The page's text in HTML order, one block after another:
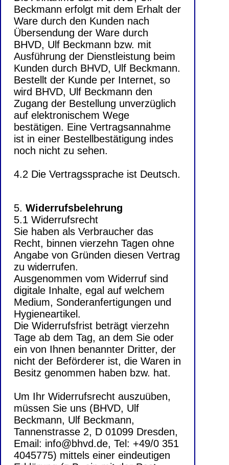
Beckmann erfolgt mit dem Erhalt der
Ware durch den Kunden nach
Übersendung der Ware durch
BHVD, Ulf Beckmann bzw. mit
Ausführung der Dienstleistung beim
Kunden durch BHVD, Ulf Beckmann.
Bestellt der Kunde per Internet, so
wird BHVD, Ulf Beckmann den
Zugang der Bestellung unverzüglich
auf elektronischem Wege
bestätigen. Eine Vertragsannahme
ist in einer Bestellbestätigung indes
noch nicht zu sehen.
4.2 Die Vertragssprache ist Deutsch.
5. Widerrufsbelehrung
5.1 Widerrufsrecht
Sie haben als Verbraucher das
Recht, binnen vierzehn Tagen ohne
Angabe von Gründen diesen Vertrag
zu widerrufen.
Ausgenommen vom Widerruf sind
digitale Inhalte, egal auf welchem
Medium, Sonderanfertigungen und
Hygieneartikel.
Die Widerrufsfrist beträgt vierzehn
Tage ab dem Tag, an dem Sie oder
ein von Ihnen benannter Dritter, der
nicht der Beförderer ist, die Waren in
Besitz genommen haben bzw. hat.
Um Ihr Widerrufsrecht auszuüben,
müssen Sie uns (BHVD, Ulf
Beckmann, Ulf Beckmann,
Tannenstrasse 2, D 01099 Dresden,
Email: info@bhvd.de, Tel: +49/0 351
4045775) mittels einer eindeutigen